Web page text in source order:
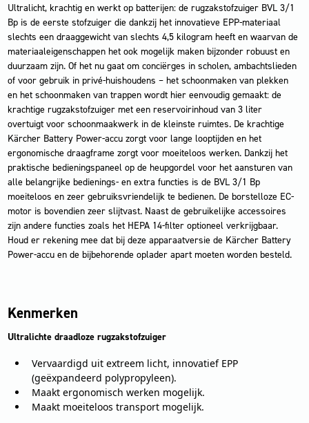
Ultralicht, krachtig en werkt op batterijen: de rugzakstofzuiger BVL 3/1
Bp is de eerste stofzuiger die dankzij het innovatieve EPP-materiaal
slechts een draaggewicht van slechts 4,5 kilogram heeft en waarvan de
materiaaleigenschappen het ook mogelijk maken bijzonder robuust en
duurzaam zijn. Of het nu gaat om conciërges in scholen, ambachtslieden
of voor gebruik in privé-huishoudens – het schoonmaken van plekken
en het schoonmaken van trappen wordt hier eenvoudig gemaakt: de
krachtige rugzakstofzuiger met een reservoirinhoud van 3 liter
overtuigt voor schoonmaakwerk in de kleinste ruimtes. De krachtige
Kärcher Battery Power-accu zorgt voor lange looptijden en het
ergonomische draagframe zorgt voor moeiteloos werken. Dankzij het
praktische bedieningspaneel op de heupgordel voor het aansturen van
alle belangrijke bedienings- en extra functies is de BVL 3/1 Bp
moeiteloos en zeer gebruiksvriendelijk te bedienen. De borstelloze EC-
motor is bovendien zeer slijtvast. Naast de gebruikelijke accessoires
zijn andere functies zoals het HEPA 14-filter optioneel verkrijgbaar.
Houd er rekening mee dat bij deze apparaatversie de Kärcher Battery
Power-accu en de bijbehorende oplader apart moeten worden besteld.
Kenmerken
Ultralichte draadloze rugzakstofzuiger
Vervaardigd uit extreem licht, innovatief EPP
(geëxpandeerd polypropyleen).
Maakt ergonomisch werken mogelijk.
Maakt moeiteloos transport mogelijk.